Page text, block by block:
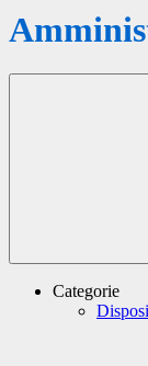
Categorie